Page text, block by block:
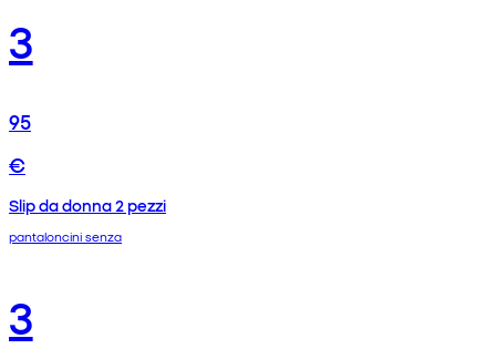
3
95
€
Slip da donna 2 pezzi
pantaloncini senza
3